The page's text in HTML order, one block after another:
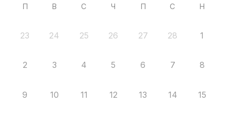
П В С Ч П С Н
23 24 25 26 27 28 1
2 3 4 5 6 7 8
9 10 11 12 13 14 15